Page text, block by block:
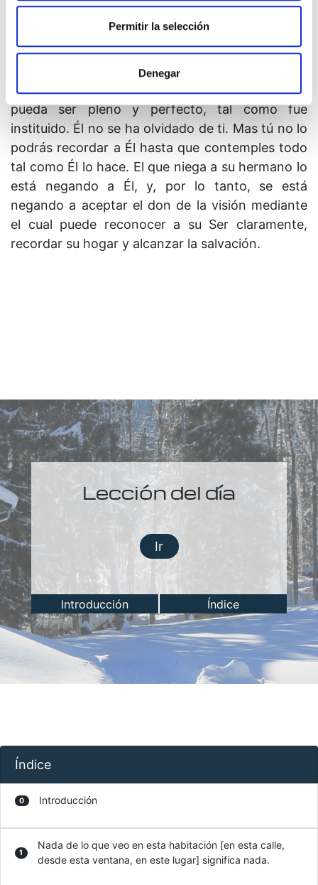
Permitir la selección
Denegar
corresponde estar.
10. Cristo no se olvida de nadie. No deja de darte
ni uno solo de tus hermanos para que los
recuerdes a todos, de manera que tu hogar
pueda ser pleno y perfecto, tal como fue
instituido. Él no se ha olvidado de ti. Mas tú no lo
podrás recordar a Él hasta que contemples todo
tal como Él lo hace. El que niega a su hermano lo
está negando a Él, y, por lo tanto, se está
negando a aceptar el don de la visión mediante
el cual puede reconocer a su Ser claramente,
recordar su hogar y alcanzar la salvación.
Lección del día
Ir
Introducción Índice
Índice
0 Introducción
1
Nada de lo que veo en esta habitación [en esta calle,
desde esta ventana, en este lugar] significa nada.